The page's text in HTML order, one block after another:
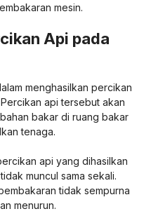
mesin.
Api pada
menghasilkan percikan
api tersebut akan
bakar di ruang bakar
tenaga.
api yang dihasilkan
muncul sama sekali.
tidak sempurna
menurun.